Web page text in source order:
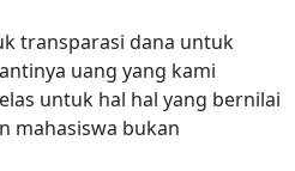
transparasi dana untuk
uang yang kami
untuk hal hal yang bernilai
mahasiswa bukan